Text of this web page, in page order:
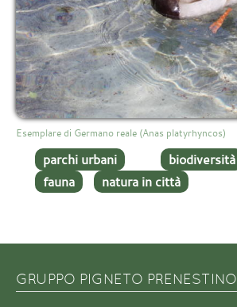
Esemplare di Germano reale (Anas platyrhyncos)
parchi urbani biodiversità
fauna
natura in città
GRUPPO PIGNETO PRENESTINO